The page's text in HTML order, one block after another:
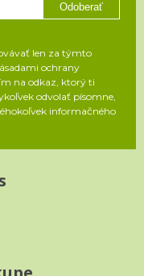
Odoberať
len za týmto
ochrany
na odkaz, ktorý ti
odvolať písomne,
informačného